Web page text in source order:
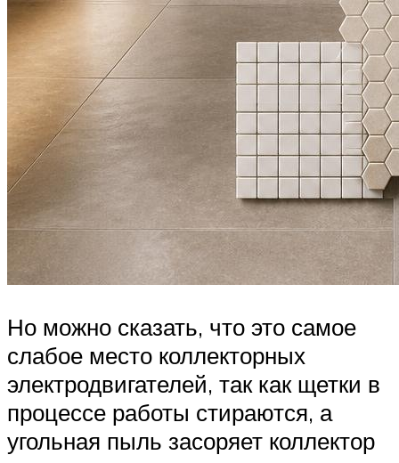
Но можно сказать, что это самое
слабое место коллекторных
электродвигателей, так как щетки в
процессе работы стираются, а
угольная пыль засоряет коллектор